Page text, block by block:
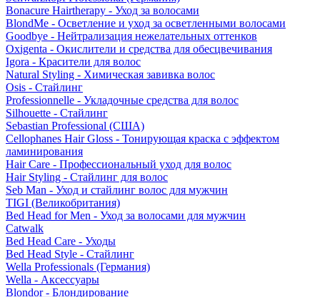
Bonacure Hairtherapy - Уход за волосами
BlondMe - Осветление и уход за осветленными волосами
Goodbye - Нейтрализация нежелательных оттенков
Oxigenta - Окислители и средства для обесцвечивания
Igora - Красители для волос
Natural Styling - Химическая завивка волос
Osis - Стайлинг
Professionnelle - Укладочные средства для волос
Silhouette - Стайлинг
Sebastian Professional (США)
Cellophanes Hair Gloss - Тонирующая краска с эффектом
ламинирования
Hair Care - Профессиональный уход для волос
Hair Styling - Стайлинг для волос
Seb Man - Уход и стайлинг волос для мужчин
TIGI (Великобритания)
Bed Head for Men - Уход за волосами для мужчин
Catwalk
Bed Head Care - Уходы
Bed Head Style - Стайлинг
Wella Professionals (Германия)
Wella - Аксессуары
Blondor - Блондирование